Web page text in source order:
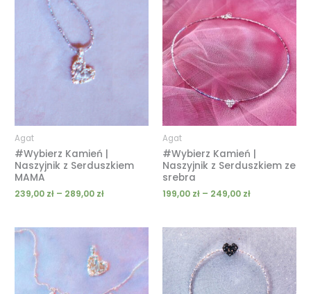
Agat
#Wybierz Kamień |
Naszyjnik z Serduszkiem
MAMA
239,00 zł – 289,00 zł
Agat
#Wybierz Kamień |
Naszyjnik z Serduszkiem ze
srebra
199,00 zł – 249,00 zł
cen:
od
199,00 zł
do
249,00 zł
od
119,00 zł
do
279,00 zł